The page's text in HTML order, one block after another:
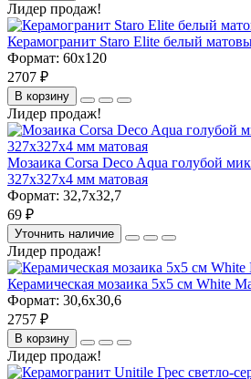
Лидер продаж!
Керамогранит Staro Elite белый
Формат: 60x120
2707 ₽
В корзину
Лидер продаж!
Мозаика Corsa Deco Aqua голубой
327х327х4 мм матовая
Формат: 32,7x32,7
69 ₽
Уточнить наличие
Лидер продаж!
Керамическая мозаика 5x5 см White
Формат: 30,6x30,6
2757 ₽
В корзину
Лидер продаж!